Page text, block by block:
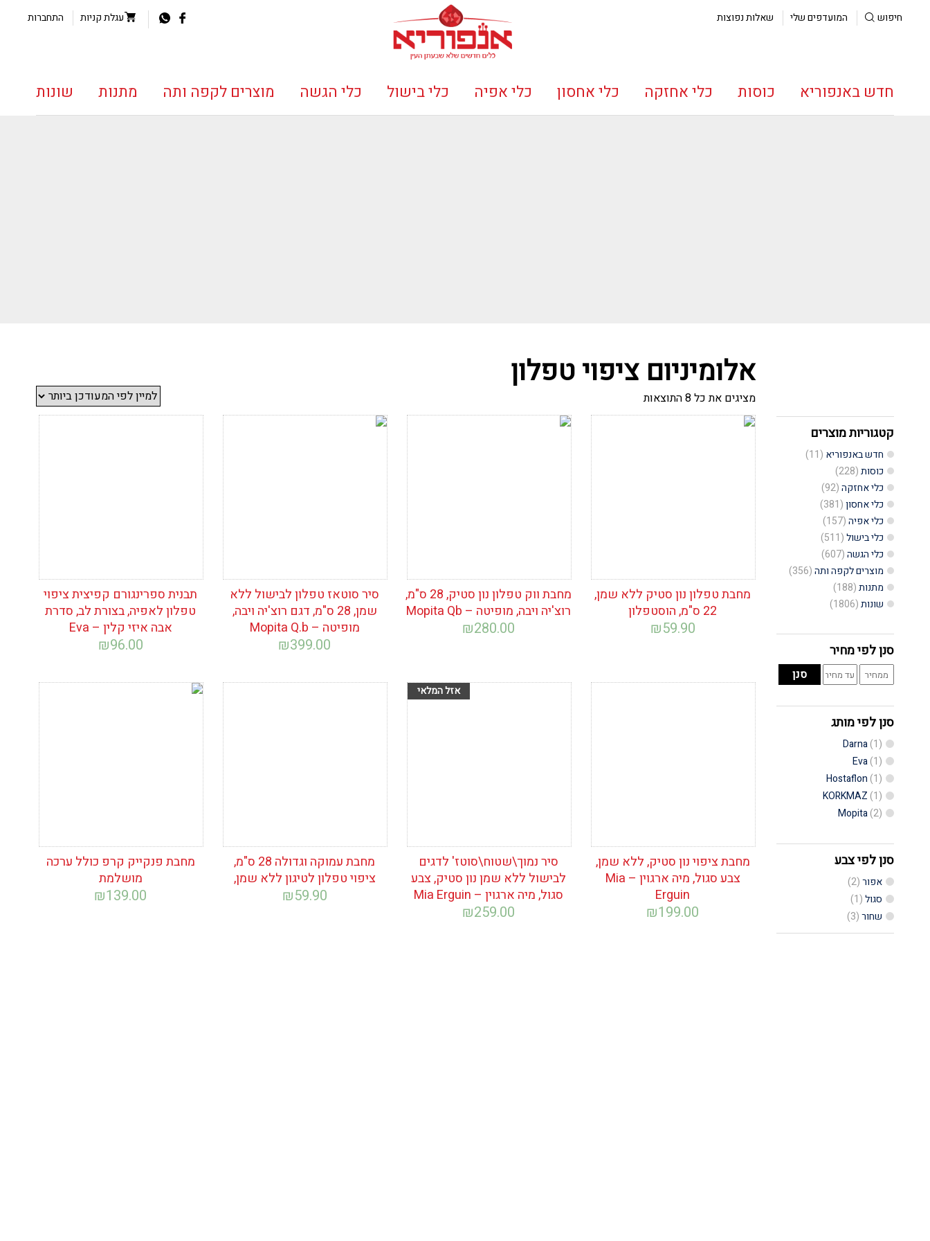
חיפוש המועדפים שלי שאלות נפוצות עגלת קניות התחברות
חדש באנפוריא כוסות כלי אחזקה כלי אחסון כלי אפיה כלי בישול כלי הגשה מוצרים לקפה ותה מתנות שונות
קטגוריות מוצרים
חדש באנפוריא (11)
כוסות(228)
כלי אחזקה(92)
כלי אחסון(381)
כלי אפיה(157)
כלי בישול(511)
כלי הגשה(607)
מוצרים לקפה ותה(356)
מתנות(188)
שונות(1806)
סנן לפי מחיר
מחיר
מינימלי
מחיר
מקסימלי
סנן
סנן לפי מותג
Darna(1)
Eva(1)
Hostaflon (1)
KORKMAZ (1)
Mopita(2)
סנן לפי צבע
אפור(2)
סגול(1)
שחור(3)
אלומיניום ציפוי טפלון
מציגים את כל ⁦8⁩ התוצאות ממוין
הפריט
מחבת טפלון נון סטיק ללא שמן,
22 ס"מ, הוסטפלון
₪59.90
מחבת ווק טפלון נון סטיק, 28 ס"מ,
רוצ'יה ויבה, מופיטה – Mopita Qb
₪280.00
סיר סוטאז טפלון לבישול ללא
שמן, 28 ס"מ, דגם רוצ'יה ויבה,
מופיטה – Mopita Q.b
₪399.00
תבנית ספרינגורם קפיצית ציפוי
טפלון לאפיה, בצורת לב, סדרת
אבה איזי קלין – Eva
₪96.00
מחבת ציפוי נון סטיק, ללא שמן,
צבע סגול, מיה ארגוין – Mia
Erguin
₪199.00
סיר נמוך\שטוח\סוטז' לדגים
לבישול ללא שמן נון סטיק, צבע
סגול, מיה ארגוין – Mia Erguin
₪259.00
מחבת עמוקה וגדולה 28 ס"מ,
ציפוי טפלון לטיגון ללא שמן,
₪59.90
מחבת פנקייק קרפ כולל ערכה
מושלמת
₪139.00